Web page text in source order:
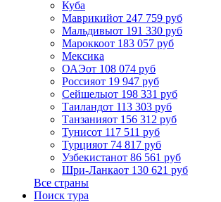
Куба
Маврикийот 247 759 руб
Мальдивыот 191 330 руб
Мароккоот 183 057 руб
Мексика
ОАЭот 108 074 руб
Россияот 19 947 руб
Сейшелыот 198 331 руб
Таиландот 113 303 руб
Танзанияот 156 312 руб
Тунисот 117 511 руб
Турцияот 74 817 руб
Узбекистанот 86 561 руб
Шри-Ланкаот 130 621 руб
Все страны
Поиск тура